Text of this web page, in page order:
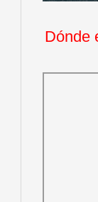
Dónde